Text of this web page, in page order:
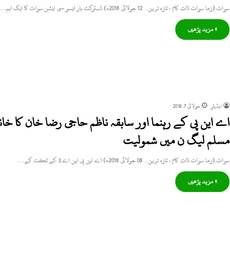
سوات (زما سوات ڈاٹ کام ، تازہ ترین۔ 12 جولائی 2018ء) ڈسٹرکٹ بار ایسو سی ایشن سوات کا ایک اہم…
» مزید پڑھیں
ایڈیٹر جولائی 7, 2018
اے این پی کے رہنما اور سابقہ ناظم حاجی رضا خان کا
مسلم لیگ ن میں شمولیت
سوات (زما سوات ڈاٹ کام ، تازہ ترین۔ 08 جولائی 2018ء) اے این پی این اے 3 کے ٹکٹ کے…
» مزید پڑھیں